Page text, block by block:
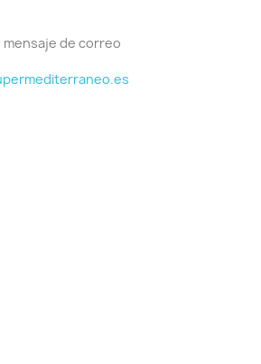
mensaje de correo